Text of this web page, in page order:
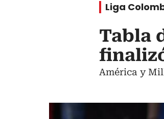
Liga
Tabla
América y